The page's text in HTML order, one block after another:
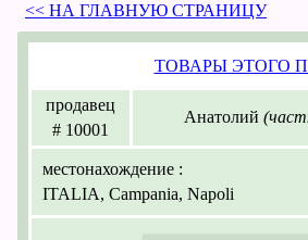
<< НА ГЛАВНУЮ СТРАНИЦУ
ТОВАРЫ ЭТОГО
продавец
# 10001
Анатолий
местонахождение :
ITALIA, Campania, Napoli